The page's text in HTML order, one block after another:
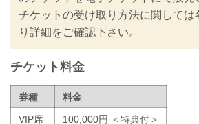
ご案内いたします
皆さまには大変ご
すが、安心してご
ますよう努めて
※なおこ...
チケットの受け取り方法に関しては
り詳細をご確認下さい。
チケット料金
券種
料金
VIP席
100,000円 ＜特典付＞